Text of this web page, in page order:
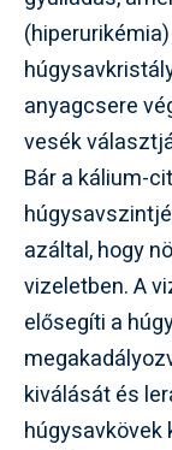
anyagcsere
vesék
Bár a kálium-
azáltal, hogy
vizeletben. A
elősegíti a
kiválását és
húgysavkövek